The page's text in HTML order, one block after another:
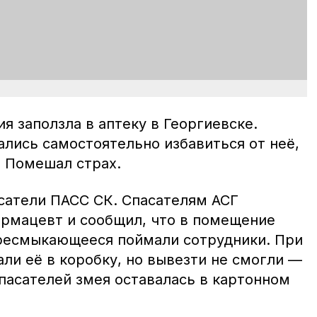
заползла в аптеку в Георгиевске.
самостоятельно избавиться от неё,
Помешал страх.
ПАСС СК. Спасателям АСГ
и сообщил, что в помещение
поймали сотрудники. При
её в коробку, но вывезти не смогли —
змея оставалась в картонном